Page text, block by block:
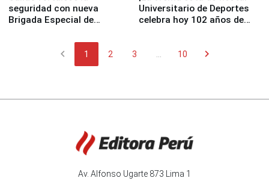
seguridad con nueva
Brigada Especial de
equipamiento para
Universitario de Deportes
celebra hoy 102 años de
chevron_left 1 2 3 10 chevron_right
Av. Alfonso Ugarte 873 Lima 1